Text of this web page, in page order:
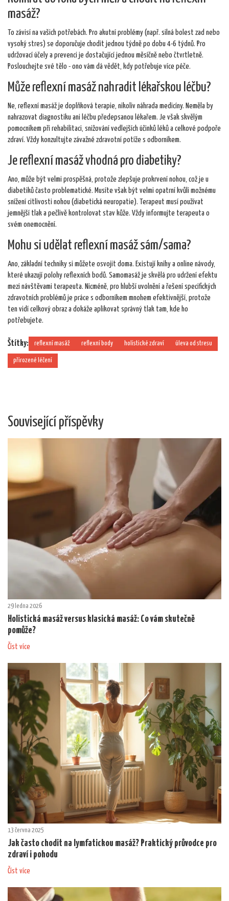
masáž?
To závisí na vašich potřebách. Pro akutní problémy (např. silná bolest zad nebo
vysoký stres) se doporučuje chodit jednou týdně po dobu 4-6 týdnů. Pro
udržovací účely a prevenci je dostačující jednou měsíčně nebo čtvrtletně.
Poslouchejte své tělo - ono vám dá vědět, kdy potřebuje více péče.
Může reflexní masáž nahradit lékařskou léčbu?
Ne, reflexní masáž je doplňková terapie, nikoliv náhrada medicíny. Neměla by
nahrazovat diagnostiku ani léčbu předepsanou lékařem. Je však skvělým
pomocníkem při rehabilitaci, snižování vedlejších účinků léků a celkové podpoře
zdraví. Vždy konzultujte závažné zdravotní potíže s odborníkem.
Je reflexní masáž vhodná pro diabetiky?
Ano, může být velmi prospěšná, protože zlepšuje prokrvení nohou, což je u
diabetiků často problematické. Musíte však být velmi opatrní kvůli možnému
snížení citlivosti nohou (diabetická neuropatie). Terapeut musí používat
jemnější tlak a pečlivě kontrolovat stav kůže. Vždy informujte terapeuta o
svém onemocnění.
Mohu si udělat reflexní masáž sám/sama?
Ano, základní techniky si můžete osvojit doma. Existují knihy a online návody,
které ukazují polohy reflexních bodů. Samomasáž je skvělá pro udržení efektu
mezi návštěvami terapeuta. Nicméně, pro hlubší uvolnění a řešení specifických
zdravotních problémů je práce s odborníkem mnohem efektivnější, protože
ten vidí celkový obraz a dokáže aplikovat správný tlak tam, kde ho
potřebujete.
Štítky: reflexní masáž reflexní body holistické zdraví úleva od stresu
přirozené léčení
Související příspěvky
29 ledna 2026
Holistická masáž versus klasická masáž: Co vám skutečně
pomůže?
Číst více
13 června 2025
Jak často chodit na lymfatickou masáž? Praktický průvodce pro
zdraví i pohodu
Číst více